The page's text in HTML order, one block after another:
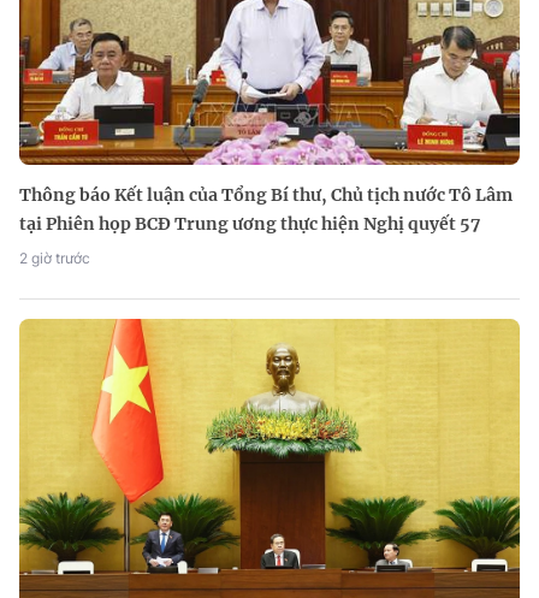
Thông báo Kết luận của Tổng Bí thư, Chủ tịch nước Tô Lâm
tại Phiên họp BCĐ Trung ương thực hiện Nghị quyết 57
2 giờ trước